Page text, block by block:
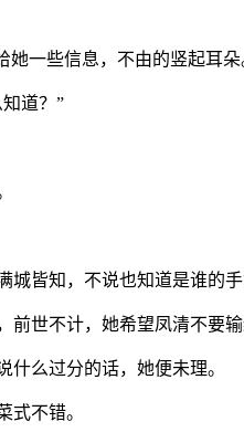
一些信息，不由的竖起耳朵
道？”
皆知，不说也知道是谁的手
前世不计，她希望凤清不要
什么过分的话，她便未理。
式不错。